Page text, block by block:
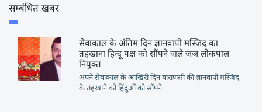
सम्बंधित खबर
सेवाकाल के अंतिम दिन ज्ञानवापी मस्जिद का
तहखाना हिन्दू पक्ष को सौंपने वाले जज लोकपाल
नियुक्त
अपने सेवाकाल के आखिरी दिन वाराणसी की ज्ञानवापी मस्जिद
के तहखाने को हिंदुओं को सौंपने